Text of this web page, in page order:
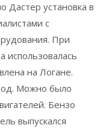
Дастер установка в
с
При
использовалась
на Логане.
Можно было
Бензо
выпускался